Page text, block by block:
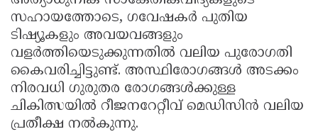
സഹായത്തോടെ, ഗവേഷകർ പുതിയ
ടിഷ്യൂകളും അവയവങ്ങളും
വളർത്തിയെടുക്കുന്നതിൽ വലിയ പുരോഗതി
കൈവരിച്ചിട്ടുണ്ട്. അസ്ഥിരോഗങ്ങൾ അടക്കം
നിരവധി ഗുരുതര രോഗങ്ങൾക്കുള്ള
ചികിത്സയിൽ റീജനറേറ്റീവ് മെഡിസിൻ വലിയ
പ്രതീക്ഷ നൽകുന്നു.